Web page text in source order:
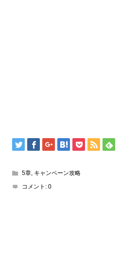
5章, キャンペーン攻略
コメント: 0